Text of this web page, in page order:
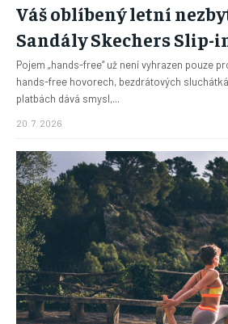
Váš oblíbený letní
Sandály Skechers Slip-
Pojem „hands-free“ už není vyhrazen pouze
hands-free hovorech, bezdrátových
platbách dává smysl,...
20. 7. 2026